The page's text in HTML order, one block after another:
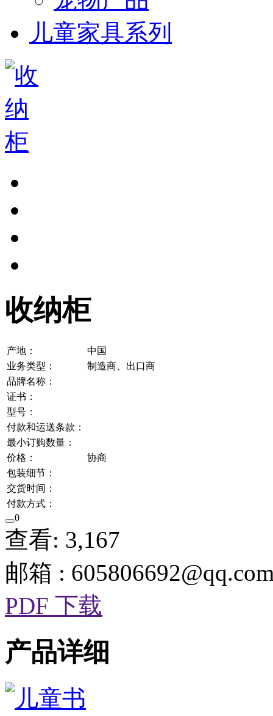
儿童家具系列
收纳柜
产地：
中国
业务类型：
制造商、出口商
品牌名称：
证书：
型号：
付款和运送条款：
最小订购数量：
价格：
协商
包装细节：
交货时间：
付款方式：
0
查看: 3,167
邮箱 :
PDF 下载
产品详细